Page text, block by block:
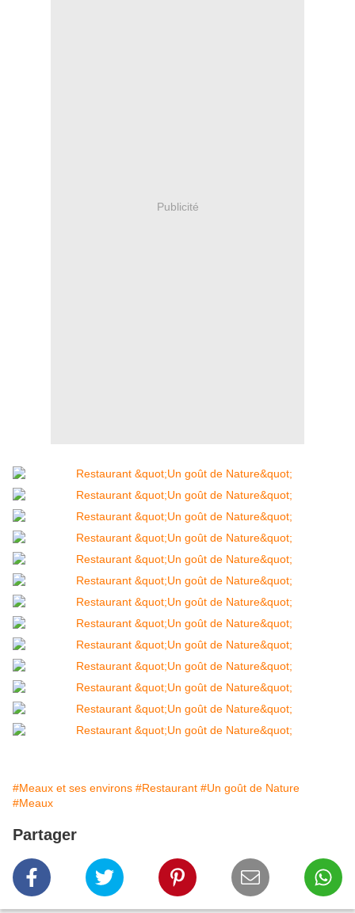
Publicité
#Meaux et ses environs #Restaurant #Un goût de Nature
#Meaux
Partager